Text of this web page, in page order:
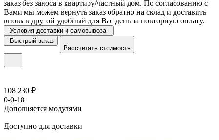
заказ без заноса в квартиру/частный дом. По согласованию с
Вами мы можем вернуть заказ обратно на склад и доставить
вновь в другой удобный для Вас день за повторную оплату.
Условия доставки и самовывоза
Быстрый заказ
Рассчитать стоимость
108 230 ₽
0-0-18
Дополняется модулями
Доступно для доставки